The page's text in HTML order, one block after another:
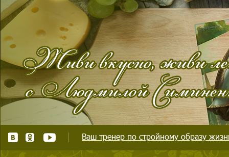
Ваш тренер по стройному образу